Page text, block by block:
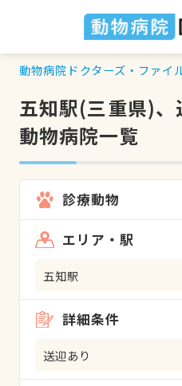
動物病院ドクターズ・ファイ
五知駅(三重県)、
動物病院一覧
診療動物
エリア・駅
五知駅
詳細条件
送迎あり